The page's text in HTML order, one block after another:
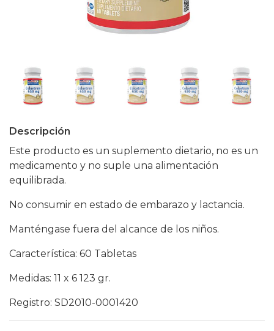
Descripción
Este producto es un suplemento dietario, no es un
medicamento y no suple una alimentación
equilibrada.
No consumir en estado de embarazo y lactancia.
Manténgase fuera del alcance de los niños.
Característica: 60 Tabletas
Medidas: 11 x 6 123 gr.
Registro: SD2010-0001420